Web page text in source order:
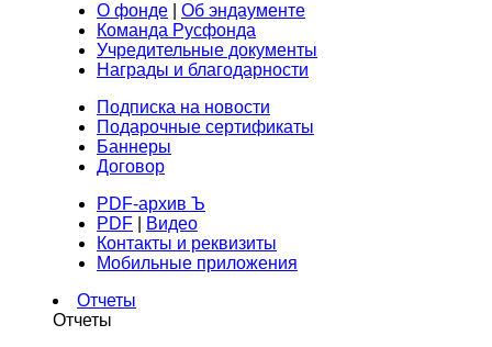
О фонде
Об эндаументе
Команда Русфонда
Учредительные документы
Награды и благодарности
Подписка на новости
Подарочные сертификаты
Баннеры
Договор
PDF-архив Ъ
PDF
Видео
Контакты и реквизиты
Мобильные приложения
Отчеты
Отчеты